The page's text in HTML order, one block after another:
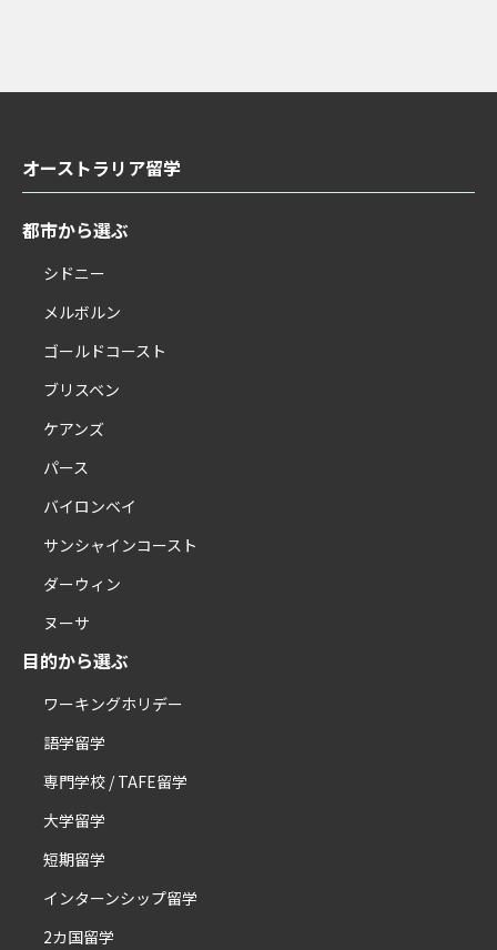
オーストラリア留学
都市から選ぶ
シドニー
メルボルン
ゴールドコースト
ブリスベン
ケアンズ
パース
バイロンベイ
サンシャインコースト
ダーウィン
ヌーサ
目的から選ぶ
ワーキングホリデー
語学留学
専門学校 / TAFE留学
大学留学
短期留学
インターンシップ留学
2カ国留学